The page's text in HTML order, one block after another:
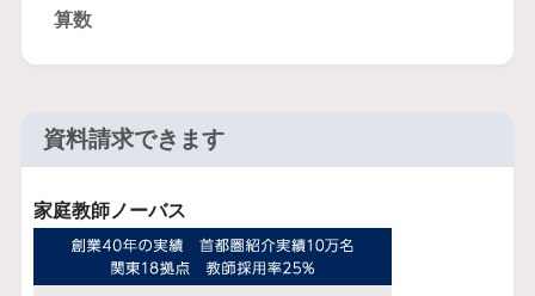
算数
資料請求できます
家庭教師ノーバス